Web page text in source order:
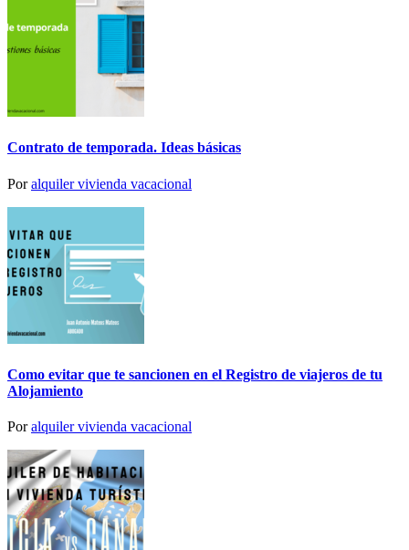
Contrato de temporada. Ideas básicas
Poralquiler vivienda vacacional
Como evitar que te sancionen en el Registro de viajeros de tu
Alojamiento
Poralquiler vivienda vacacional